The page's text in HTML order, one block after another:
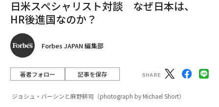
日米スペシャリスト対談 なぜ日本は、
HR後進国なのか？
Forbes JAPAN 編集部
著者フォロー 記事を保存
ジョシュ・バーシンと麻野耕司（photograph by Michael Short）